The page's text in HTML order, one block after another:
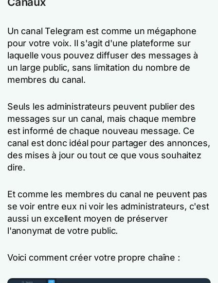
Un canal Telegram est comme un mégaphone
pour votre voix. Il s'agit d'une plateforme sur
laquelle vous pouvez diffuser des messages à
un large public, sans limitation du nombre de
membres du canal.
Seuls les administrateurs peuvent publier des
messages sur un canal, mais chaque membre
est informé de chaque nouveau message. Ce
canal est donc idéal pour partager des annonces,
des mises à jour ou tout ce que vous souhaitez
dire.
Et comme les membres du canal ne peuvent pas
se voir entre eux ni voir les administrateurs, c'est
aussi un excellent moyen de préserver
l'anonymat de votre public.
Voici comment créer votre propre chaîne :